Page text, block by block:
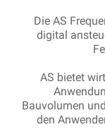
Die AS
digital
AS bietet
Bauvolumen
den